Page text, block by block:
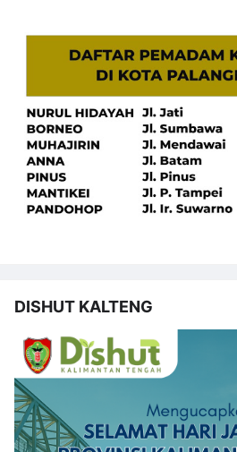
DISHUT KALTENG